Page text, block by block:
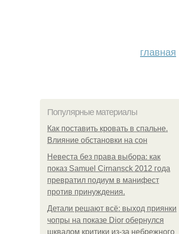
главная
Популярные материалы
Как поставить кровать в спальне.
Влияние обстановки на сон
Невеста без права выбора: как
показ Samuel Cirnansck 2012 года
превратил подиум в манифест
против принуждения.
Детали решают всё: выход приянки
чопры на показе Dior обернулся
шквалом критики из-за небрежного